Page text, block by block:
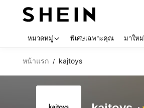
หมวดหมู่ พิเศษเฉพาะคุณ มาใหม่
หน้าแรก / kajtoys